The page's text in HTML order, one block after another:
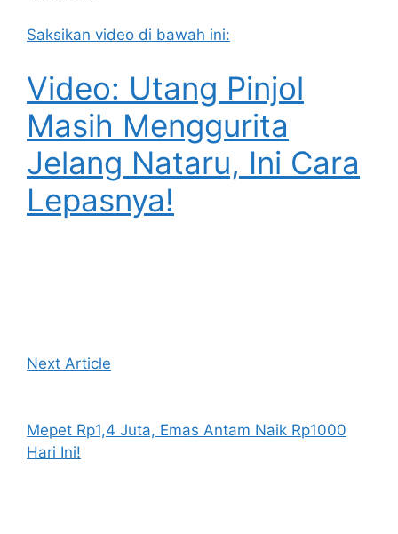
Saksikan video di bawah ini:
Video: Utang Pinjol
Masih Menggurita
Jelang Nataru, Ini Cara
Lepasnya!
Next Article
Mepet Rp1,4 Juta, Emas Antam Naik Rp1000
Hari Ini!